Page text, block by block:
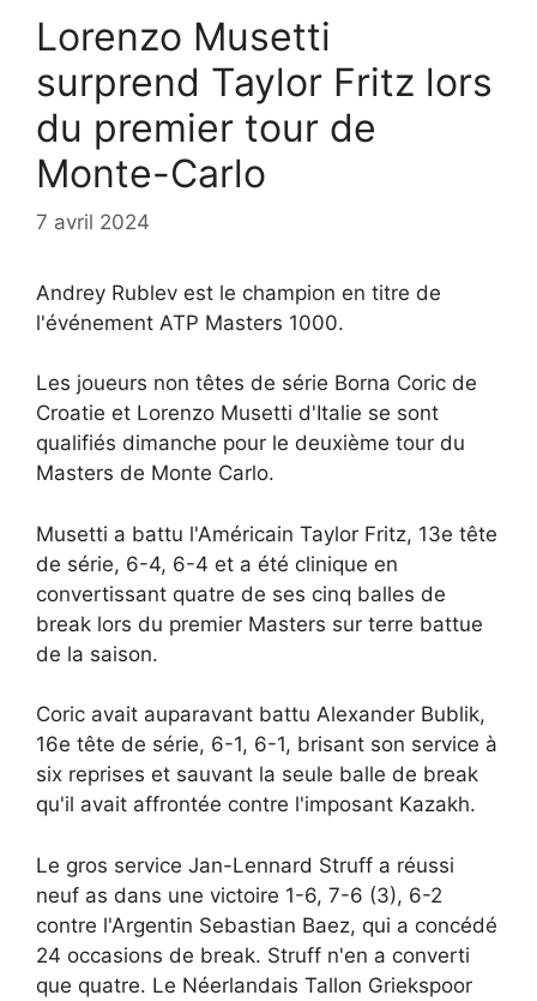
Lorenzo Musetti
surprend Taylor Fritz lors
du premier tour de
Monte-Carlo
7 avril 2024
Andrey Rublev est le champion en titre de
l'événement ATP Masters 1000.
Les joueurs non têtes de série Borna Coric de
Croatie et Lorenzo Musetti d'Italie se sont
qualifiés dimanche pour le deuxième tour du
Masters de Monte Carlo.
Musetti a battu l'Américain Taylor Fritz, 13e tête
de série, 6-4, 6-4 et a été clinique en
convertissant quatre de ses cinq balles de
break lors du premier Masters sur terre battue
de la saison.
Coric avait auparavant battu Alexander Bublik,
16e tête de série, 6-1, 6-1, brisant son service à
six reprises et sauvant la seule balle de break
qu'il avait affrontée contre l'imposant Kazakh.
Le gros service Jan-Lennard Struff a réussi
neuf as dans une victoire 1-6, 7-6 (3), 6-2
contre l'Argentin Sebastian Baez, qui a concédé
24 occasions de break. Struff n'en a converti
que quatre. Le Néerlandais Tallon Griekspoor